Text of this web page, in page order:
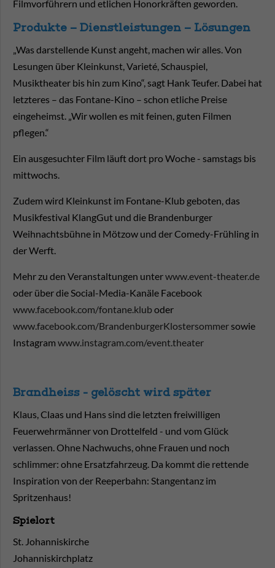
Filmvorführern und etlichen Honorkräften geworden.
Produkte – Dienstleistungen – Lösungen
„Was darstellende Kunst angeht, machen wir alles. Von
Lesungen über Kleinkunst, Varieté, Schauspiel,
Musiktheater bis hin zum Kino“, sagt Hank Teufer. Dabei hat
letzteres – das Fontane-Kino – schon etliche Preise
eingeheimst. „Wir wollen es mit feinen, guten Filmen
pflegen.“
Ein ausgesuchter Film läuft dort pro Woche - samstags bis
mittwochs.
Zudem wird Kleinkunst im Fontane-Klub geboten, das
Musikfestival KlangGut und die Brandenburger
Weihnachtsbühne in Mötzow und der Comedy-Frühling in
der Werft.
Mehr zu den Veranstaltungen unterwww.event-theater.de
oder über die Social-Media-Kanäle Facebook
www.facebook.com/fontane.kluboder
www.facebook.com/BrandenburgerKlostersommer sowie
Instagram www.instagram.com/event.theater
Brandheiss - gelöscht wird später
Klaus, Claas und Hans sind die letzten freiwilligen
Feuerwehrmänner von Drottelfeld - und vom Glück
verlassen. Ohne Nachwuchs, ohne Frauen und noch
schlimmer: ohne Ersatzfahrzeug. Da kommt die rettende
Inspiration von der Reeperbahn: Stangentanz im
Spritzenhaus!
Spielort
St. Johanniskirche
Johanniskirchplatz